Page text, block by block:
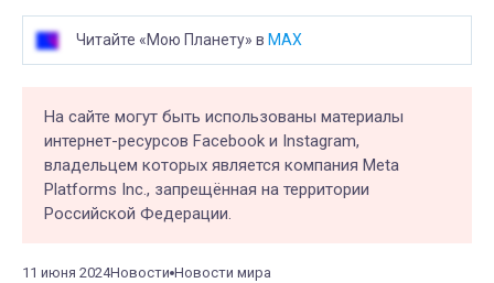
Читайте «Мою Планету» в MAX
На сайте могут быть использованы материалы
интернет-ресурсов Facebook и Instagram,
владельцем которых является компания Meta
Platforms Inc., запрещённая на территории
Российской Федерации.
11 июня 2024Новости Новости мира